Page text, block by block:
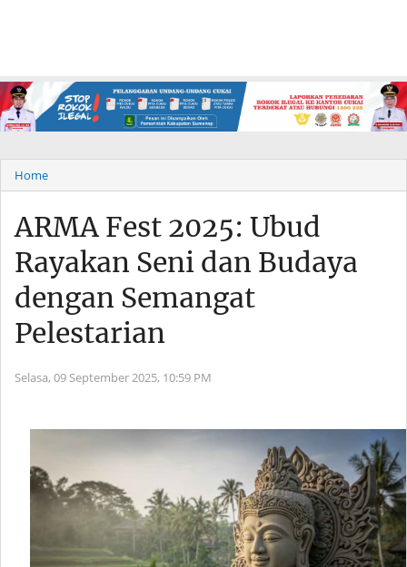
Home
ARMA Fest 2025: Ubud
Rayakan Seni dan Budaya
dengan Semangat
Pelestarian
Selasa, 09 September 2025, 10:59 PM